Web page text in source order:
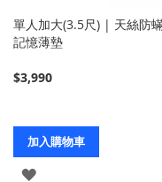
單人加大(3.5尺) | 天絲防
記憶薄墊
$3,990
加入購物車
登